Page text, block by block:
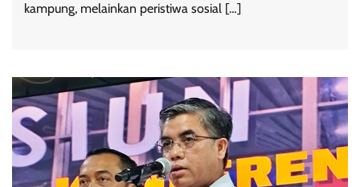
kampung, melainkan peristiwa sosial […]